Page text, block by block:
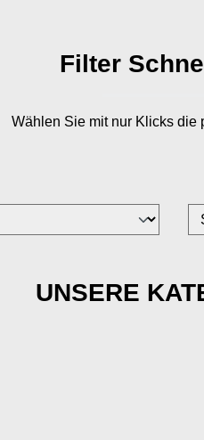
Filter
Wählen Sie mit nur Klicks die
UNSERE